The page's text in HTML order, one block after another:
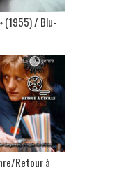
(1955) / Blu-
Retour à